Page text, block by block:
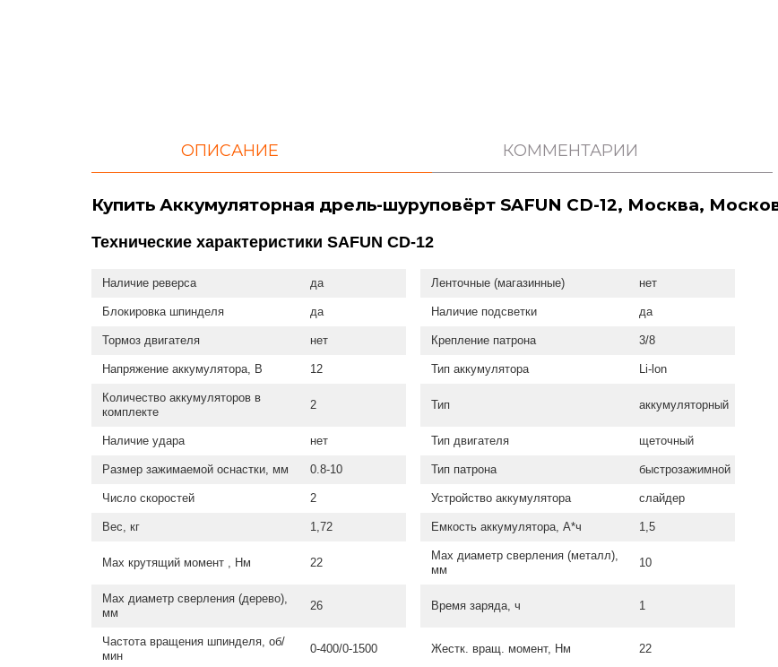
ОПИСАНИЕ КОММЕНТАРИИ
Купить Аккумуляторная дрель-шуруповёрт SAFUN СD-12, Москва,
Технические характеристики SAFUN CD-12
Наличие реверса да Ленточные (магазинные) нет
Блокировка шпинделя да Наличие подсветки да
Тормоз двигателя нет Крепление патрона 3/8
Напряжение аккумулятора, В 12 Тип аккумулятора Li-lon
Количество аккумуляторов в
комплекте
2 Тип аккумуляторный
Наличие удара нет Тип двигателя щеточный
Размер зажимаемой оснастки, мм 0.8-10 Тип патрона быстрозажимной
Число скоростей 2 Устройство аккумулятора слайдер
Вес, кг 1,72 Емкость аккумулятора, А*ч 1,5
Max крутящий момент , Нм 22
Max диаметр сверления (металл),
мм
10
Мах диаметр сверления (дерево),
мм
26 Время заряда, ч 1
Частота вращения шпинделя, об/
мин
0-400/0-1500 Жестк. вращ. момент, Нм 22